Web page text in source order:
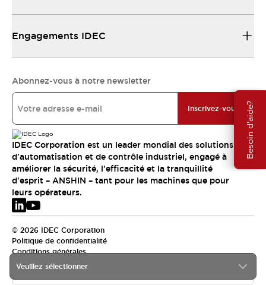
Besoin d'aide?
Veuillez sélectionner
Engagements IDEC
Abonnez-vous à notre newsletter
Inscrivez-vous
IDEC Corporation est un leader mondial des solutions
d'automatisation et de contrôle industriel, engagé à
améliorer la sécurité, l'efficacité et la tranquillité
d'esprit – ANSHIN – tant pour les machines que pour
leurs opérateurs.
© 2026 IDEC Corporation
Politique de confidentialité
Conditions générales
EMEA